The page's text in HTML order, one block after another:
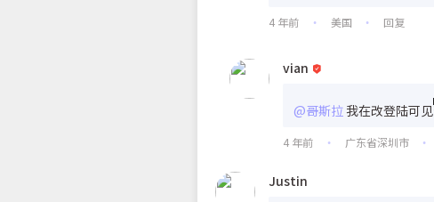
4 年前 • 美国 • 回复
vian
@哥斯拉我在改登陆可见
4 年前 • 广东省深圳市 •
Justin